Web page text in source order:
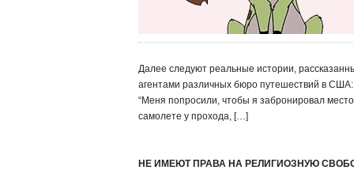
Далее следуют реальные истории,
агентами различных бюро путешествий в
“Меня попросили, чтобы я забронировал
самолете у прохода, […]
НЕ ИМЕЮТ ПРАВА НА РЕЛИГИОЗНУЮ